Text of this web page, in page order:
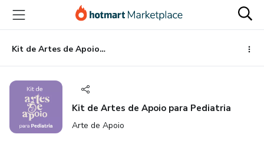
para
conteúdo
principal
para
pagamento
para
rodapé
Kit de Artes de Apoio para Pediatria
Kit de Artes de Apoio para Pediatria
Arte de Apoio